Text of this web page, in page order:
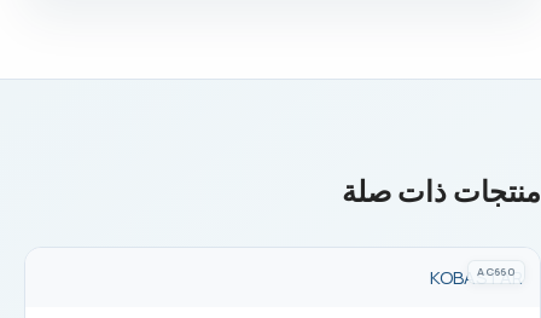
منتجات ذات صلة
KOBASTAR
AC660